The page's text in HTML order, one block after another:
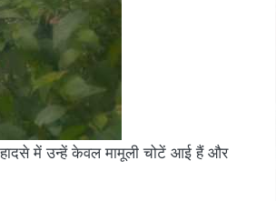
हादसे में उन्हें केवल मामूली चोटें आई हैं और